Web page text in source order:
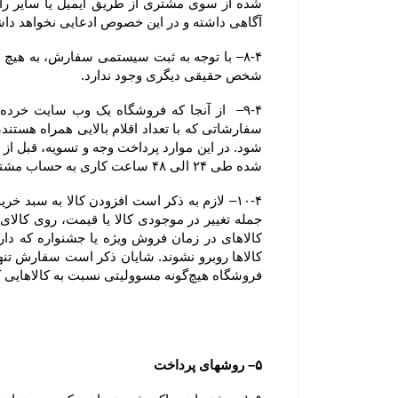
آگاهی داشته و در این خصوص ادعایی نخواهد
شخص حقیقی دیگری وجود ندارد.
شده طی ۲۴ الی ۴۸ ساعت کاری به حساب مشتری عودت داده خواهد شد.
فروشگاه هیچ‌گونه مسوولیتی نسبت به کالاهایی که در سبد خرید رها شده است یا پروسه سفارش تکمیل نشده و تکمیل وجه نشده ، ندارد.
۵– روشهای پرداخت